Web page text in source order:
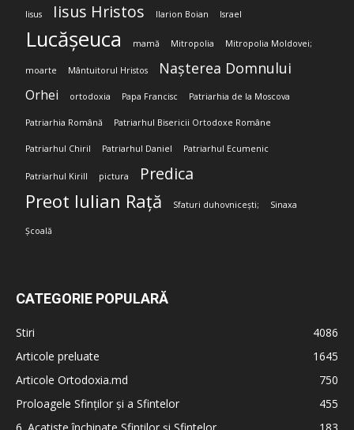
Iisus Iisus Hristos Ilarion Boian Israel
Lucășeuca mamă Mitropolia Mitropolia Moldovei;
moarte Mântuitorul Hristos Nașterea Domnului
Orhei ortodoxia Papa Francisc Patriarhia de la Moscova
Patriarhia Română Patriarhul Bisericii Ortodoxe Române
Patriarhul Chiril Patriarhul Daniel Patriarhul Ecumenic
Patriarhul Kirill pictura Predica
Preot Iulian Rață Sfaturi duhovnicești; Sinaxa
Școală
CATEGORIE POPULARĂ
Stiri
4086
Articole preluate
1645
Articole Ortodoxia.md
750
Proloagele Sfinților și a Sfintelor
455